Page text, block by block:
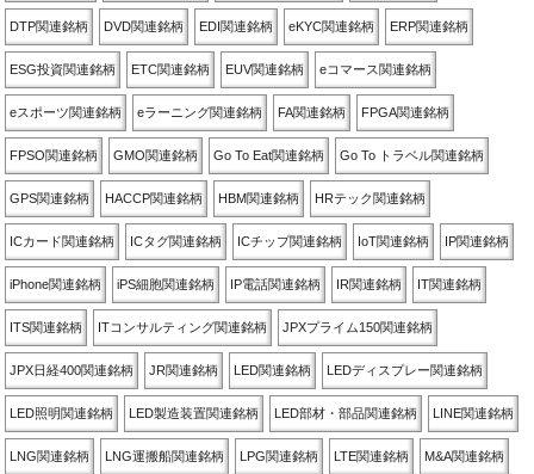
DTP関連銘柄 DVD関連銘柄 EDI関連銘柄 eKYC関連銘柄 ERP関連銘柄
ESG投資関連銘柄 ETC関連銘柄 EUV関連銘柄 eコマース関連銘柄
eスポーツ関連銘柄 eラーニング関連銘柄 FA関連銘柄 FPGA関連銘柄
FPSO関連銘柄 GMO関連銘柄 Go To Eat関連銘柄 Go To トラベル関連銘柄
GPS関連銘柄 HACCP関連銘柄 HBM関連銘柄 HRテック関連銘柄
ICカード関連銘柄 ICタグ関連銘柄 ICチップ関連銘柄 IoT関連銘柄 IP関連銘柄
iPhone関連銘柄 iPS細胞関連銘柄 IP電話関連銘柄 IR関連銘柄 IT関連銘柄
ITS関連銘柄 ITコンサルティング関連銘柄 JPXプライム150関連銘柄
JPX日経400関連銘柄 JR関連銘柄 LED関連銘柄 LEDディスプレー関連銘柄
LED照明関連銘柄 LED製造装置関連銘柄 LED部材・部品関連銘柄 LINE関連銘柄
LNG関連銘柄 LNG運搬船関連銘柄 LPG関連銘柄 LTE関連銘柄 M&A関連銘柄